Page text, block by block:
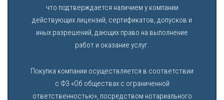
что подтверждается наличием у компании
действующих лицензий, сертификатов, допусков и
иных разрешений, дающих право на выполнение
работ и оказание услуг.
Покупка компании осуществляется в соответствии
с ФЗ «Об обществах с ограниченной
ответственностью», посредством нотариального